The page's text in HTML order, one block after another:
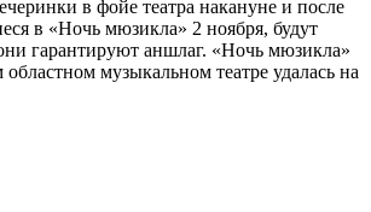
в фойе театра накануне и после
в «Ночь мюзикла» 2 ноября, будут
гарантируют аншлаг. «Ночь мюзикла»
музыкальном театре удалась на